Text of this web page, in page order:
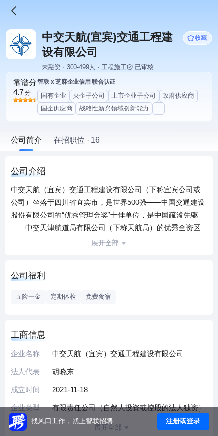
中交天航(宜宾)交通工程建
设有限公司
收藏
未融资 · 300-499人 · 工程施工 已审核
靠谱分
4.7 分
智联 x 芝麻企业信用 联合认证
国有企业 央企子公司 上市企业子公司
政府供应商
国企供应商
战略性新兴领域创新能力 ...
公司简介 在招职位 · 16
公司介绍
中交天航（宜宾）交通工程建设有限公司（下称宜宾公司或
公司）坐落于四川省宜宾市，是世界500强——中国交通建设
股份有限公司的“优秀管理金奖”十佳单位，是中国疏浚先驱
——中交天津航道局有限公司（下称天航局）的优秀全资区
域子公司。宜宾公司作为“国字号”百年企业的新一脉，于2018
重”与“三核五商”等战略部署的重要决策，是“向陆而强”“二次
时兼营航道疏浚、吹填造地、勘察设计咨询等业务；公司自
身具有市政公用工程施工总承包壹级资质，天航局具有港口
与航道工程施工总承包特级、水利水电工程施工总承包壹
级、市政公用工程施工总承包壹级、地基与基础工程专业承
勘察综合类甲级等资质，能为客户提供投资、咨询、勘察、
设计、施工、运营一体化服务。宜宾公司坚持专业化分工、
精细化管理，以“大城市、大交通”为抓手，结合属地乡村振兴
与文旅发展及产业转型等市场导向，构建起“经营开发+区域总
展开全部
公司福利
五险一金 定期体检 免费食宿
工商信息
企业名称 中交天航（宜宾）交通工程建设有限公司
法人代表 胡晓东
成立时间 2021-11-18
企业类型 有限责任公司（自然人投资或控股的法人独资）
展开全部
找风口工作，就上智联招聘 注册或登录